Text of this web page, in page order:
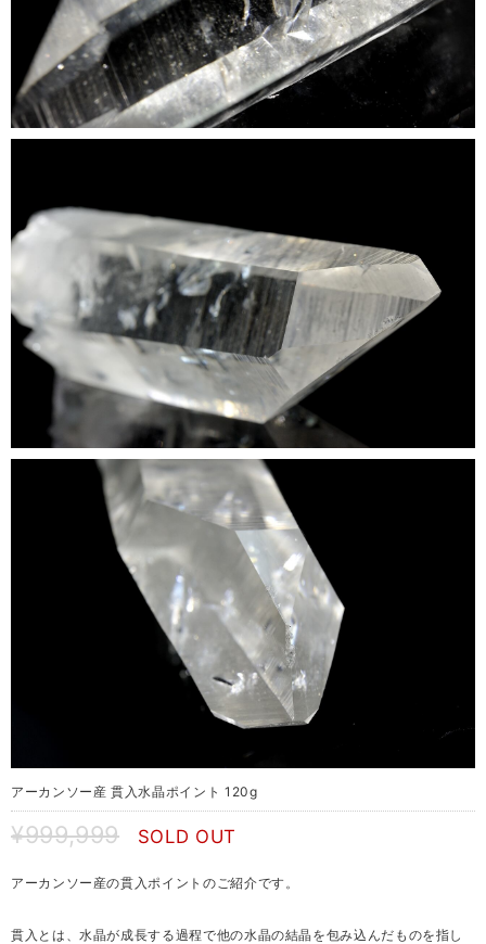
アーカンソー産 貫入水晶ポイント 120g
¥999,999 SOLD OUT
アーカンソー産の貫入ポイントのご紹介です。
貫入とは、水晶が成長する過程で他の水晶の結晶を包み込んだものを指し